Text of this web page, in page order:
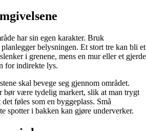
har sin egen karakter. Bruk
belysningen. Et stort tre kan bli et
i grenene, mens en mur eller et gjerde
for indirekte lys.
skal bevege seg gjennom området.
bør være tydelig markert, slik at man trygt
føles som en byggeplass. Små
spotter i bakken kan gjøre underverker.